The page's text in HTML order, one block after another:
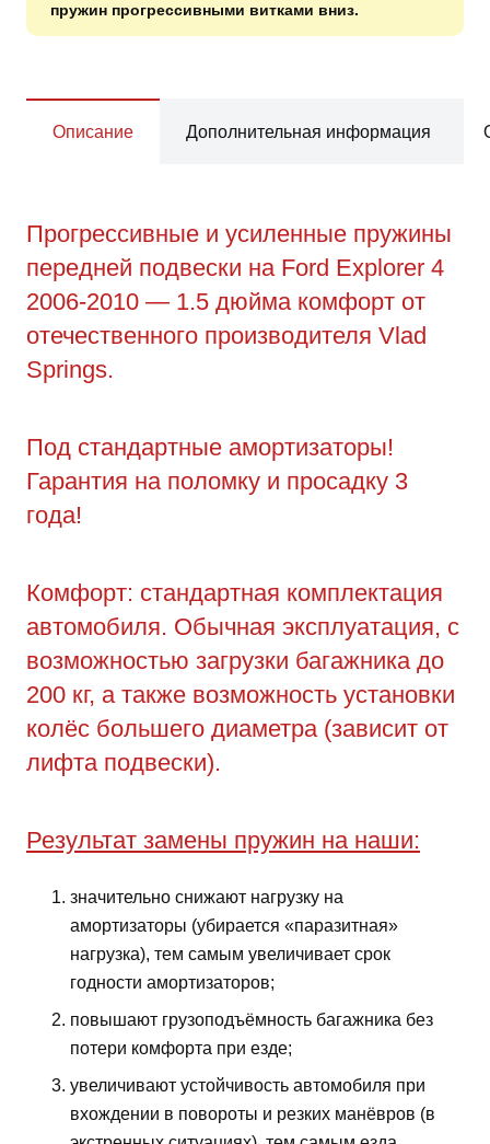
пружин прогрессивными витками вниз.
Описание Дополнительная информация
Прогрессивные и усиленные пружины
передней подвески на Ford Explorer 4
2006-2010 — 1.5 дюйма комфорт от
отечественного производителя Vlad
Springs.
Под стандартные амортизаторы!
Гарантия на поломку и просадку 3
года!
Комфорт: стандартная комплектация
автомобиля. Обычная эксплуатация, с
возможностью загрузки багажника до
200 кг, а также возможность установки
колёс большего диаметра (зависит от
лифта подвески).
Результат замены пружин на наши:
значительно снижают нагрузку на
амортизаторы (убирается «паразитная»
нагрузка), тем самым увеличивает срок
годности амортизаторов;
повышают грузоподъёмность багажника без
потери комфорта при езде;
увеличивают устойчивость автомобиля при
вхождении в повороты и резких манёвров (в